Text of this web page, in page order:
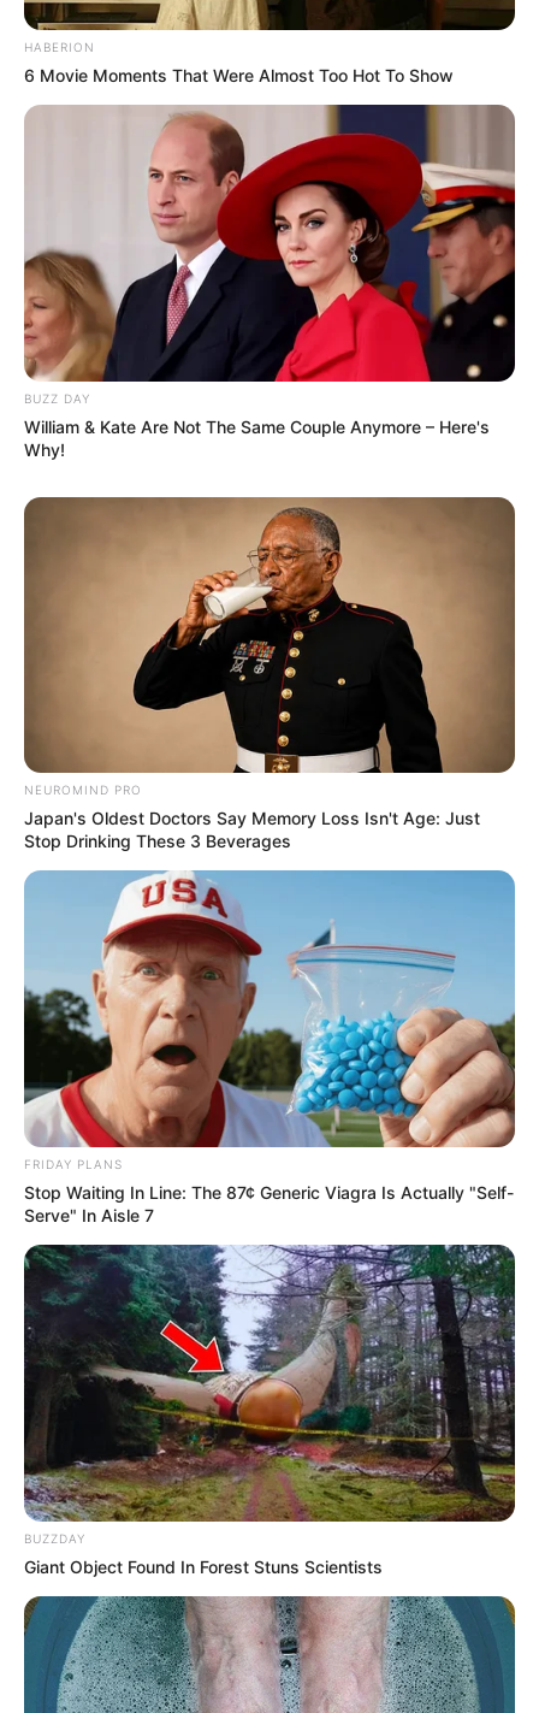
HABERION
6 Movie Moments That Were Almost Too Hot To Show
BUZZ DAY
William & Kate Are Not The Same Couple Anymore – Here's
Why!
NEUROMIND PRO
Japan's Oldest Doctors Say Memory Loss Isn't Age: Just
Stop Drinking These 3 Beverages
FRIDAY PLANS
Stop Waiting In Line: The 87¢ Generic Viagra Is Actually "Self-
Serve" In Aisle 7
BUZZDAY
Giant Object Found In Forest Stuns Scientists